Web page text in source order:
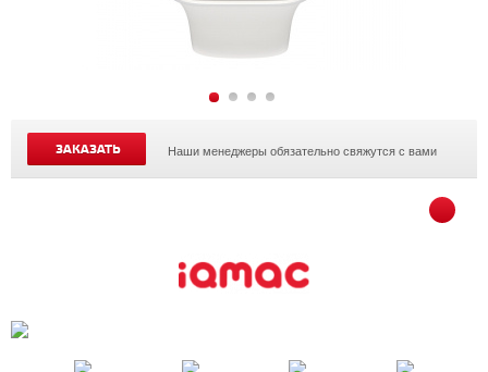
ЗАКАЗАТЬ Наши менеджеры обязательно свяжутся с вами